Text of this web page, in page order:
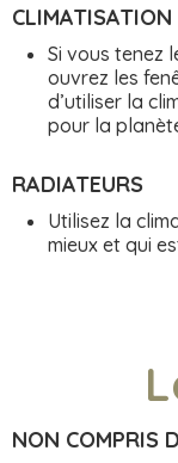
CLIMATISATION
Si vous tenez
ouvrez les
d’utiliser la
pour la
RADIATEURS
Utilisez la
mieux et qui
NON COMPRIS